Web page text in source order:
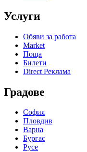
Услуги
Обяви за работа
Market
Поща
Билети
Direct Реклама
Градове
София
Пловдив
Варна
Бургас
Русе